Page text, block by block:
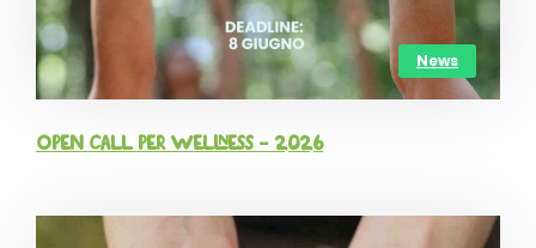
News
OPEN CALL per Wellness – 2026